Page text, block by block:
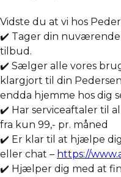
Vidste du at vi hos
✔️ Tager din
tilbud.
✔️ Sælger alle vores
klargjort til din
endda hjemme hos dig
✔️ Har serviceaftaler til
fra kun 99,- pr. måned
✔️ Er klar til at hjælpe
eller chat – https://
✔️ Hjælper dig med at